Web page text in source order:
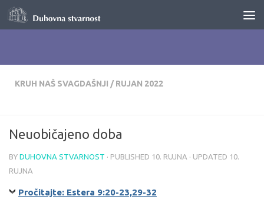
Skip to content
KRUH NAŠ SVAGDAŠNJI / RUJAN 2022
Neuobičajeno doba
BY DUHOVNA STVARNOST · PUBLISHED 10. RUJNA · UPDATED 10.
RUJNA
Pročitajte: Estera 9:20-23,29-32